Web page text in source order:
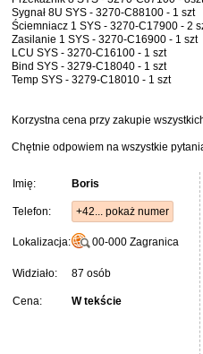
Sygnał 8U SYS - 3270-C88100 - 1 szt
Ściemniacz 1 SYS - 3270-C17900 - 2
Zasilanie 1 SYS - 3270-C16900 - 1 szt
LCU SYS - 3270-C16100 - 1 szt
Bind SYS - 3279-C18040 - 1 szt
Temp SYS - 3279-C18010 - 1 szt
Korzystna cena przy zakupie
Chętnie odpowiem na wszystkie
Imię: Boris
Telefon: +42... pokaż numer
Lokalizacja: 00-000 Zagranica
Widziało: 87 osób
Cena: W tekście